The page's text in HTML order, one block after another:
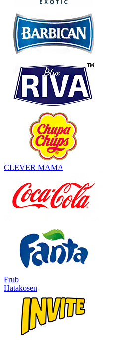
CLEVER MAMA
Frub
Hatakosen